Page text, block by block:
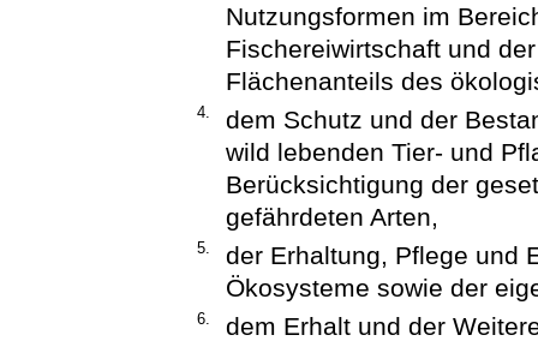
Nutzungsformen im
Fischereiwirtschaft und
Flächenanteils des
4.
dem Schutz und der
wild lebenden Tier- und
Berücksichtigung der
gefährdeten Arten,
5.
der Erhaltung, Pflege und
Ökosysteme sowie der
6.
dem Erhalt und der